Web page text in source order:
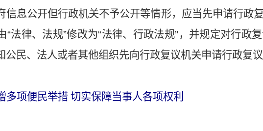
信息公开但行政机关不予公开等情形，应当先申请行政
“法律、法规”修改为“法律、行政法规”，并规定对行政
公民、法人或者其他组织先向行政复议机关申请行政复议
多项便民举措 切实保障当事人各项权利